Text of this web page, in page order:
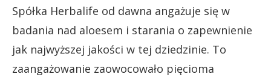
Spółka Herbalife od dawna angażuje się w
badania nad aloesem i starania o zapewnienie
jak najwyższej jakości w tej dziedzinie. To
zaangażowanie zaowocowało pięcioma